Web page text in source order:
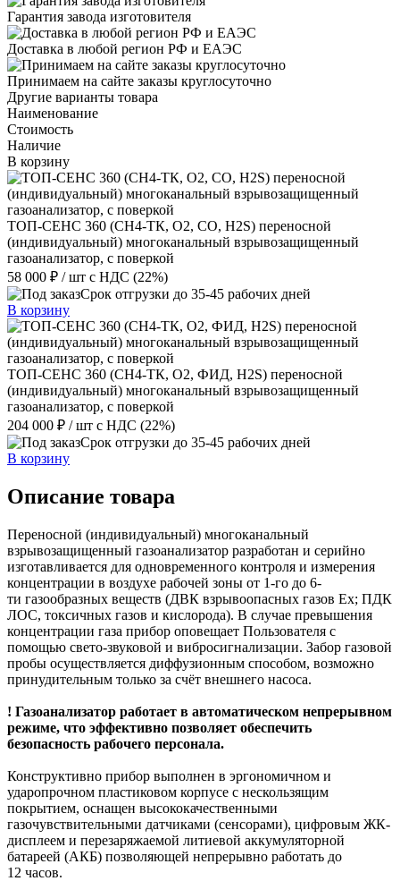
Гарантия завода изготовителя
Доставка в любой регион РФ и ЕАЭС
Принимаем на сайте заказы круглосуточно
Другие варианты товара
Наименование
Стоимость
Наличие
В корзину
ТОП-СЕНС 360 (СН4-ТК, О2, СО, Н2S) переносной
(индивидуальный) многоканальный взрывозащищенный
газоанализатор, с поверкой
58 000 ₽ / шт с НДС (22%)
Срок отгрузки до 35-45 рабочих дней
В корзину
ТОП-СЕНС 360 (СН4-ТК, О2, ФИД, Н2S) переносной
(индивидуальный) многоканальный взрывозащищенный
газоанализатор, с поверкой
204 000 ₽ / шт с НДС (22%)
Срок отгрузки до 35-45 рабочих дней
В корзину
Описание товара
Переносной (индивидуальный) многоканальный
взрывозащищенный газоанализатор разработан и серийно
изготавливается для одновременного контроля и измерения
концентрации в воздухе рабочей зоны от 1-го до 6-
ти газообразных веществ (ДВК взрывоопасных газов Ex; ПДК
ЛОС, токсичных газов и кислорода). В случае превышения
концентрации газа прибор оповещает Пользователя с
помощью свето-звуковой и вибросигнализации. Забор газовой
пробы осуществляется диффузионным способом, возможно
принудительным только за счёт внешнего насоса.
! Газоанализатор работает в автоматическом непрерывном
режиме, что эффективно позволяет обеспечить
безопасность рабочего персонала.
Конструктивно прибор выполнен в эргономичном и
ударопрочном пластиковом корпусе с нескользящим
покрытием, оснащен высококачественными
газочувствительными датчиками (сенсорами), цифровым ЖК-
дисплеем и перезаряжаемой литиевой аккумуляторной
батареей (АКБ) позволяющей непрерывно работать до
12 часов.